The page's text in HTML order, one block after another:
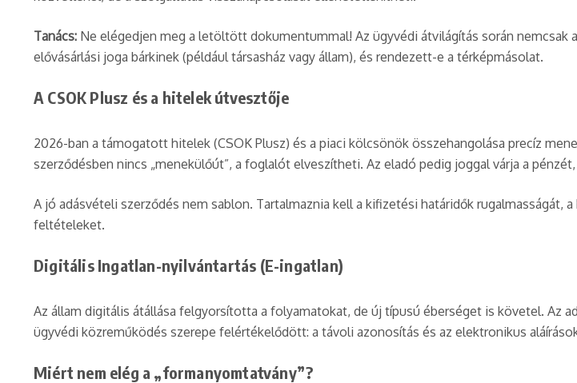
Tanács: Ne elégedjen meg a letöltött dokumentummal! Az ügyvédi átvilágítás során
elővásárlási joga bárkinek (például társasház vagy állam), és rendezett-e a térképmásolat.
A CSOK Plusz és a hitelek útvesztője
2026-ban a támogatott hitelek (CSOK Plusz) és a piaci kölcsönök összehangolása precíz
szerződésben nincs „menekülőút”, a foglalót elveszítheti. Az eladó pedig joggal várja a
A jó adásvételi szerződés nem sablon. Tartalmaznia kell a kifizetési határidők
feltételeket.
Digitális Ingatlan-nyilvántartás (E-ingatlan)
Az állam digitális átállása felgyorsította a folyamatokat, de új típusú éberséget is követel. Az
ügyvédi közreműködés szerepe felértékelődött: a távoli azonosítás és az elektronikus
Miért nem elég a „formanyomtatvány”?